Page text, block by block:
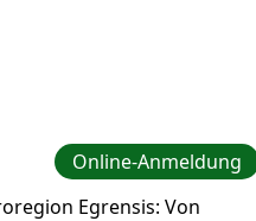
Online-Anmeldung
Egrensis: Von